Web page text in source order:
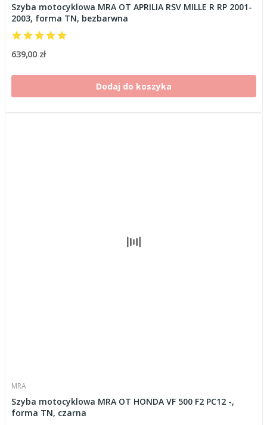
Szyba motocyklowa MRA OT APRILIA RSV MILLE R RP 2001-
2003, forma TN, bezbarwna
639,00 zł
Dodaj do koszyka
MRA
Szyba motocyklowa MRA OT HONDA VF 500 F2 PC12 -,
forma TN, czarna